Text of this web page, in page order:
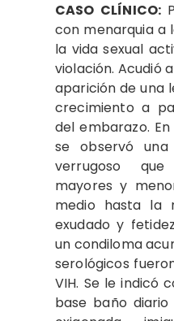
CASO CLÍNICO:
con menarquia a
la vida sexual
violación. Acudió
aparición de una
crecimiento a
del embarazo.
se observó
verrugoso
mayores y
medio hasta la
exudado y
un condiloma
serológicos
VIH. Se le indicó
base baño